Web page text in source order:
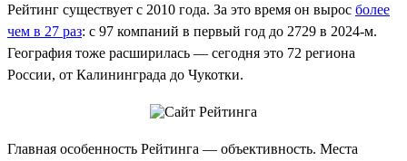
Рейтинг существует с 2010 года. За это время он вырос более
чем в 27 раз: с 97 компаний в первый год до 2729 в 2024-м.
География тоже расширилась — сегодня это 72 региона
России, от Калининграда до Чукотки.
Главная особенность Рейтинга — объективность. Места